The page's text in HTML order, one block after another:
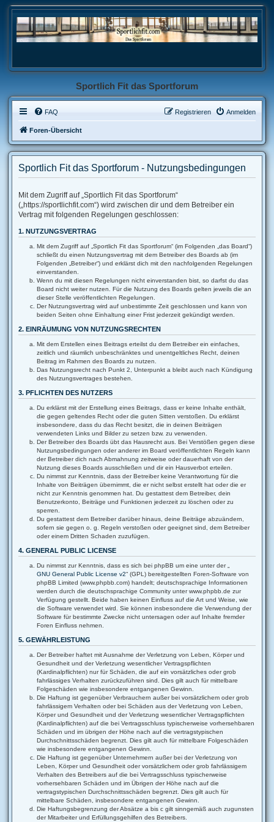
Sportlich Fit das Sportforum
FAQ Anmelden
Registrieren
Foren-Übersicht
Sportlich Fit das Sportforum - Nutzungsbedingungen
Mit dem Zugriff auf „Sportlich Fit das Sportforum“
(„https://sportlichfit.com“) wird zwischen dir und dem Betreiber ein
Vertrag mit folgenden Regelungen geschlossen:
1. NUTZUNGSVERTRAG
Mit dem Zugriff auf „Sportlich Fit das Sportforum“ (im Folgenden „das Board“)
schließt du einen Nutzungsvertrag mit dem Betreiber des Boards ab (im
Folgenden „Betreiber“) und erklärst dich mit den nachfolgenden Regelungen
einverstanden.
Wenn du mit diesen Regelungen nicht einverstanden bist, so darfst du das
Board nicht weiter nutzen. Für die Nutzung des Boards gelten jeweils die an
dieser Stelle veröffentlichten Regelungen.
Der Nutzungsvertrag wird auf unbestimmte Zeit geschlossen und kann von
beiden Seiten ohne Einhaltung einer Frist jederzeit gekündigt werden.
2. EINRÄUMUNG VON NUTZUNGSRECHTEN
Mit dem Erstellen eines Beitrags erteilst du dem Betreiber ein einfaches,
zeitlich und räumlich unbeschränktes und unentgeltliches Recht, deinen
Beitrag im Rahmen des Boards zu nutzen.
Das Nutzungsrecht nach Punkt 2, Unterpunkt a bleibt auch nach Kündigung
des Nutzungsvertrages bestehen.
3. PFLICHTEN DES NUTZERS
Du erklärst mit der Erstellung eines Beitrags, dass er keine Inhalte enthält,
die gegen geltendes Recht oder die guten Sitten verstoßen. Du erklärst
insbesondere, dass du das Recht besitzt, die in deinen Beiträgen
verwendeten Links und Bilder zu setzen bzw. zu verwenden.
Der Betreiber des Boards übt das Hausrecht aus. Bei Verstößen gegen diese
Nutzungsbedingungen oder anderer im Board veröffentlichten Regeln kann
der Betreiber dich nach Abmahnung zeitweise oder dauerhaft von der
Nutzung dieses Boards ausschließen und dir ein Hausverbot erteilen.
Du nimmst zur Kenntnis, dass der Betreiber keine Verantwortung für die
Inhalte von Beiträgen übernimmt, die er nicht selbst erstellt hat oder die er
nicht zur Kenntnis genommen hat. Du gestattest dem Betreiber, dein
Benutzerkonto, Beiträge und Funktionen jederzeit zu löschen oder zu
sperren.
Du gestattest dem Betreiber darüber hinaus, deine Beiträge abzuändern,
sofern sie gegen o. g. Regeln verstoßen oder geeignet sind, dem Betreiber
oder einem Dritten Schaden zuzufügen.
4. GENERAL PUBLIC LICENSE
Du nimmst zur Kenntnis, dass es sich bei phpBB um eine unter der „
GNU General Public License v2“ (GPL) bereitgestellten Foren-Software von
phpBB Limited (www.phpbb.com) handelt; deutschsprachige Informationen
werden durch die deutschsprachige Community unter www.phpbb.de zur
Verfügung gestellt. Beide haben keinen Einfluss auf die Art und Weise, wie
die Software verwendet wird. Sie können insbesondere die Verwendung der
Software für bestimmte Zwecke nicht untersagen oder auf Inhalte fremder
Foren Einfluss nehmen.
5. GEWÄHRLEISTUNG
Der Betreiber haftet mit Ausnahme der Verletzung von Leben, Körper und
Gesundheit und der Verletzung wesentlicher Vertragspflichten
(Kardinalpflichten) nur für Schäden, die auf ein vorsätzliches oder grob
fahrlässiges Verhalten zurückzuführen sind. Dies gilt auch für mittelbare
Folgeschäden wie insbesondere entgangenen Gewinn.
Die Haftung ist gegenüber Verbrauchern außer bei vorsätzlichem oder grob
fahrlässigem Verhalten oder bei Schäden aus der Verletzung von Leben,
Körper und Gesundheit und der Verletzung wesentlicher Vertragspflichten
(Kardinalpflichten) auf die bei Vertragsschluss typischerweise vorhersehbaren
Schäden und im übrigen der Höhe nach auf die vertragstypischen
Durchschnittsschäden begrenzt. Dies gilt auch für mittelbare Folgeschäden
wie insbesondere entgangenen Gewinn.
Die Haftung ist gegenüber Unternehmern außer bei der Verletzung von
Leben, Körper und Gesundheit oder vorsätzlichem oder grob fahrlässigem
Verhalten des Betreibers auf die bei Vertragsschluss typischerweise
vorhersehbaren Schäden und im Übrigen der Höhe nach auf die
vertragstypischen Durchschnittsschäden begrenzt. Dies gilt auch für
mittelbare Schäden, insbesondere entgangenen Gewinn.
Die Haftungsbegrenzung der Absätze a bis c gilt sinngemäß auch zugunsten
der Mitarbeiter und Erfüllungsgehilfen des Betreibers.